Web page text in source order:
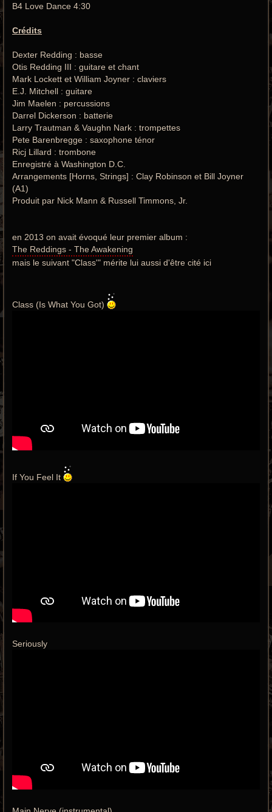
B4 Love Dance 4:30
Crédits
Dexter Redding : basse
Otis Redding III : guitare et chant
Mark Lockett et William Joyner : claviers
E.J. Mitchell : guitare
Jim Maelen : percussions
Darrel Dickerson : batterie
Larry Trautman & Vaughn Nark : trompettes
Pete Barenbregge : saxophone ténor
Ricj Lillard : trombone
Enregistré à Washington D.C.
Arrangements [Horns, Strings] : Clay Robinson et Bill Joyner
(A1)
Produit par Nick Mann & Russell Timmons, Jr.
en 2013 on avait évoqué leur premier album :
The Reddings - The Awakening
mais le suivant "Class'" mérite lui aussi d'être cité ici
Class (Is What You Got)
If You Feel It
Seriously